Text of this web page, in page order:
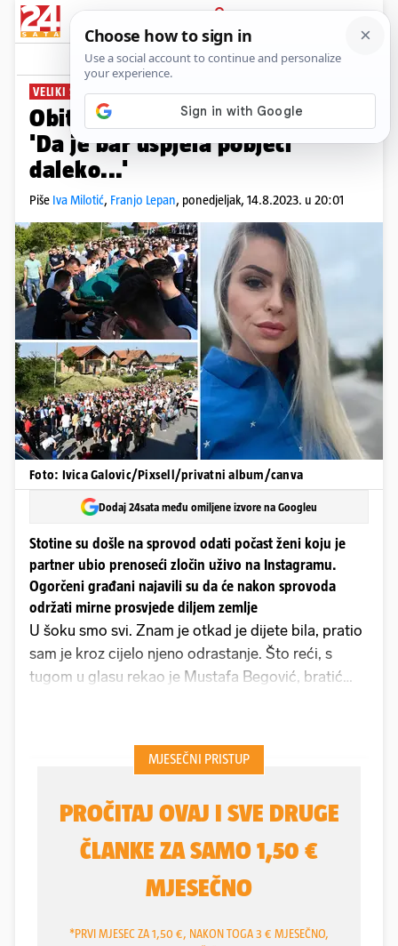
PRIJAVA
News Komentari
VELIKI SPROVOD U GRADAČCU PLUS+
Obitelj ubijene Nizame (38):
'Da je bar uspjela pobjeći
daleko...'
Piše Iva Milotić, Franjo Lepan, ponedjeljak, 14.8.2023. u 20:01
Foto: Ivica Galovic/Pixsell/privatni album/canva
Dodaj 24sata među omiljene izvore na Googleu
Stotine su došle na sprovod odati počast ženi koju je
partner ubio prenoseći zločin uživo na Instagramu.
Ogorčeni građani najavili su da će nakon sprovoda
održati mirne prosvjede diljem zemlje
U šoku smo svi. Znam je otkad je dijete bila, pratio
sam je kroz cijelo njeno odrastanje. Što reći, s
tugom u glasu rekao je Mustafa Begović, bratić
i bila voljena od svih. Još uvijek ne može vjerovati
mučkom načinu na koji mu je sestrična ubijena.